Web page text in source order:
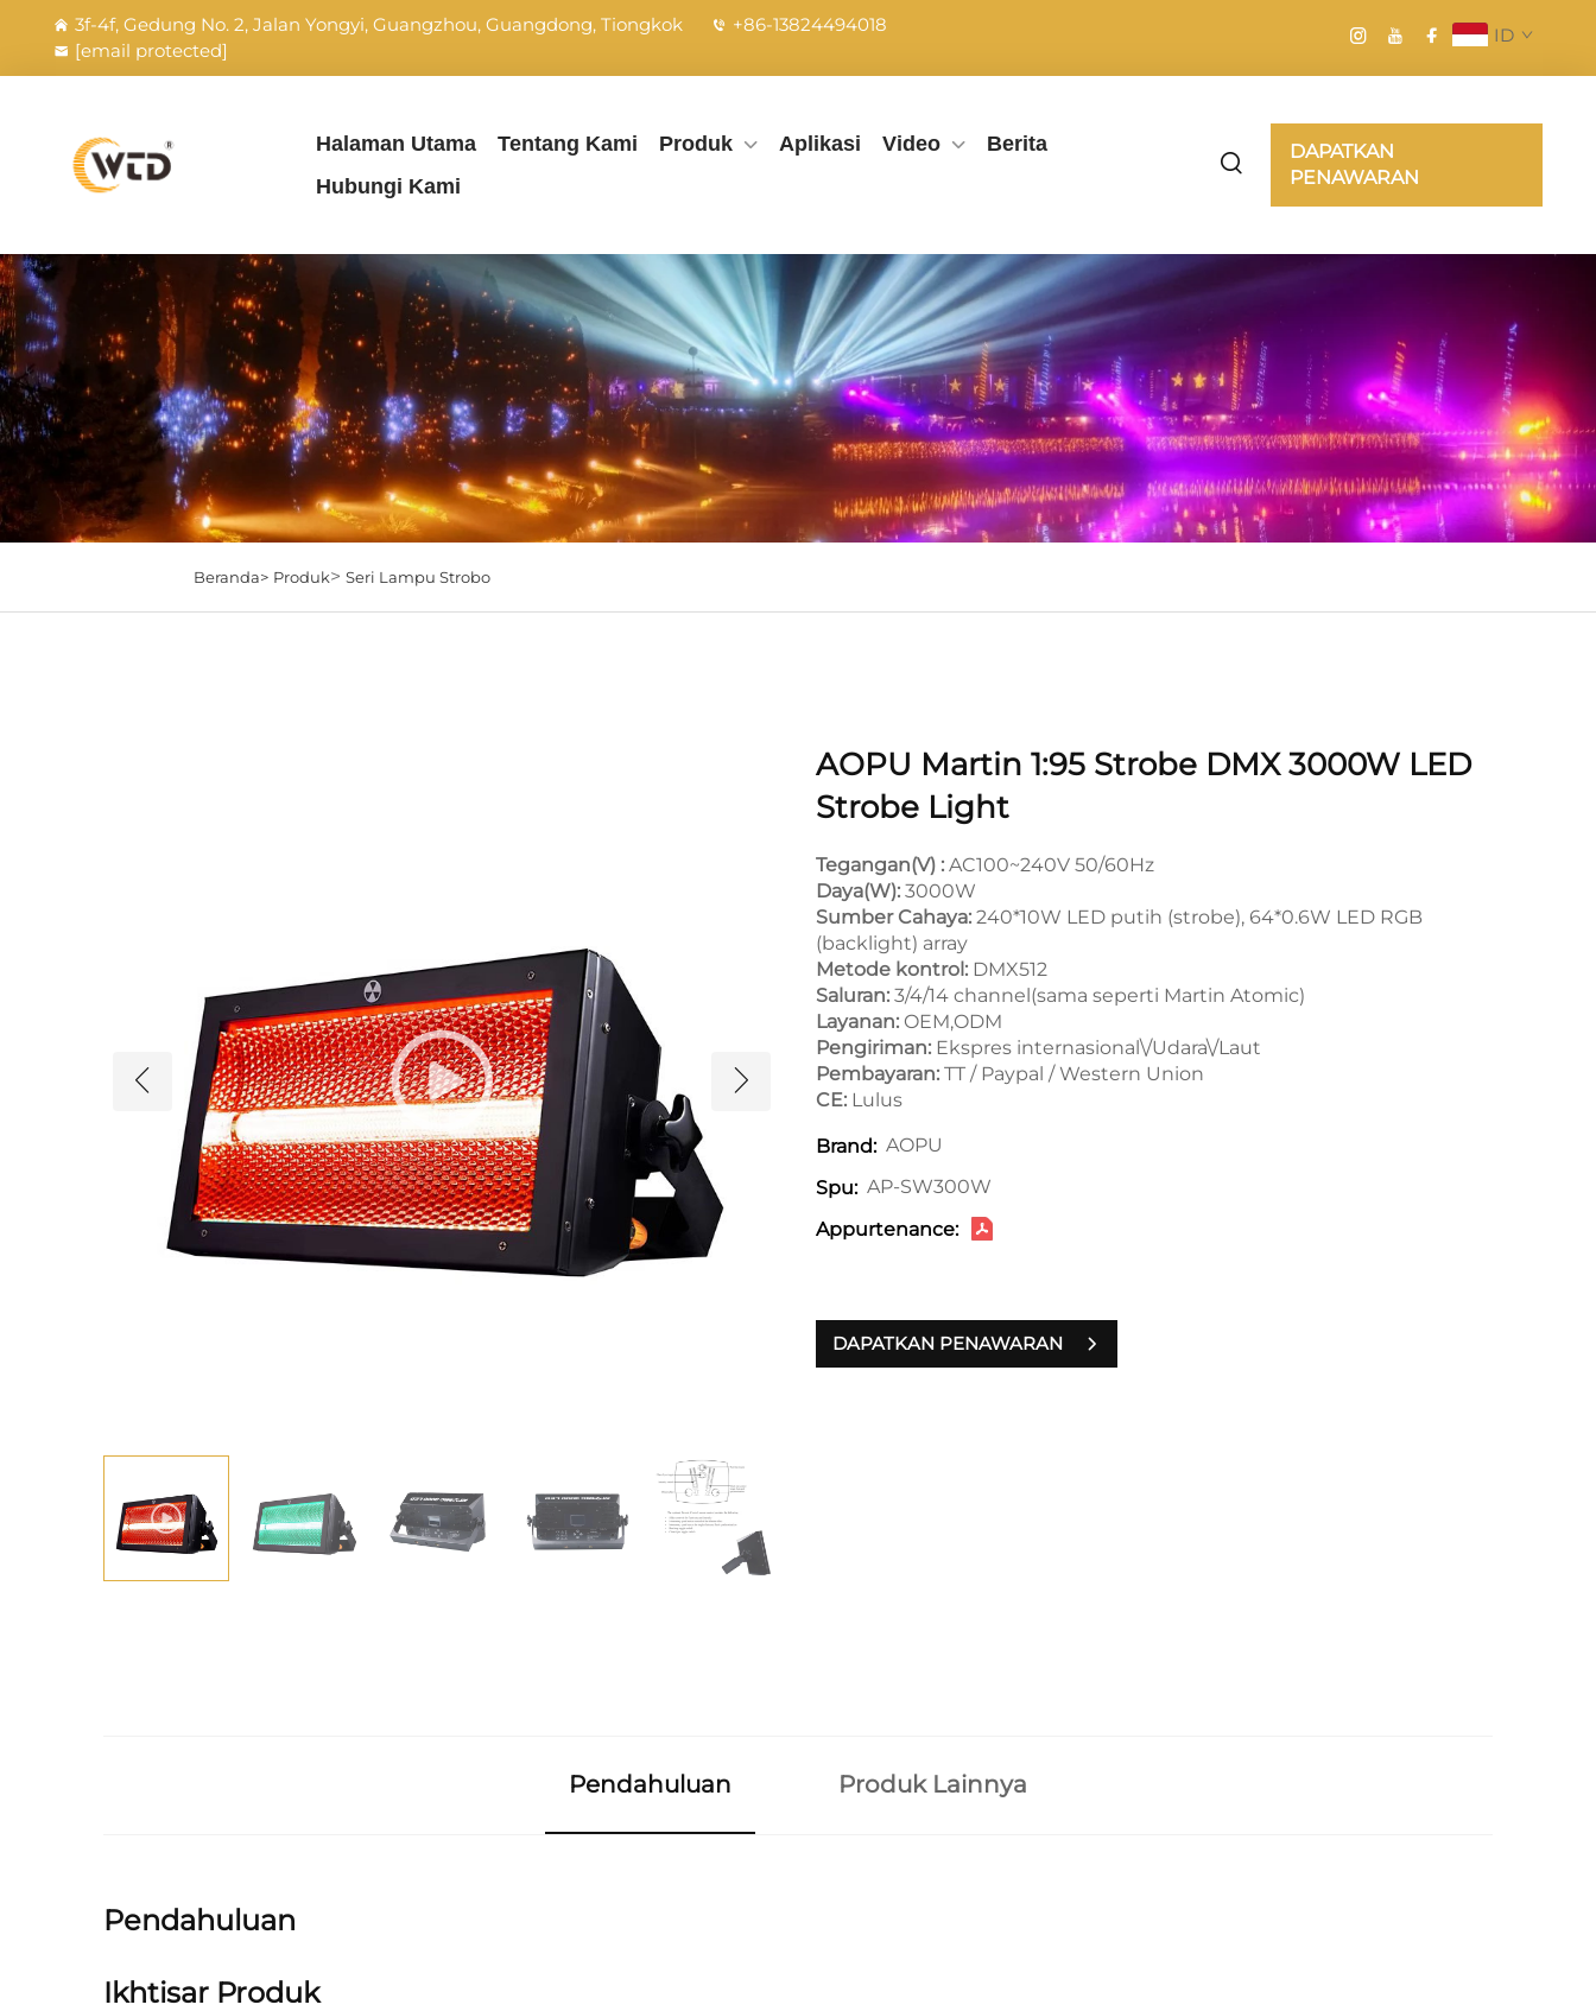
3f-4f, Gedung No. 2, Jalan Yongyi, Guangzhou, Guangdong, Tiongkok
+86-13824494018
[email protected]
ID
Halaman Utama Tentang Kami Produk Aplikasi Video
Berita
Hubungi Kami
DAPATKAN
PENAWARAN
Beranda> Produk> Seri Lampu Strobo
AOPU Martin 1:95 Strobe DMX 3000W LED
Strobe Light
Tegangan(V) : AC100~240V 50/60Hz
Daya(W): 3000W
Sumber Cahaya: 240*10W LED putih (strobe), 64*0.6W LED RGB
(backlight) array
Metode kontrol: DMX512
Saluran: 3/4/14 channel(sama seperti Martin Atomic)
Layanan: OEM,ODM
Pengiriman: Ekspres internasional\/Udara\/Laut
Pembayaran: TT / Paypal / Western Union
CE: Lulus
Brand: AOPU
Spu: AP-SW300W
Appurtenance:
DAPATKAN PENAWARAN
Pendahuluan Produk Lainnya
Pendahuluan
Ikhtisar Produk